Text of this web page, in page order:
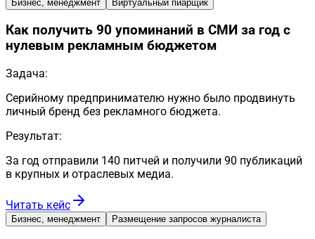
Бизнес, менеджмент Виртуальный пиарщик
Как получить 90 упоминаний в СМИ за год с
нулевым рекламным бюджетом
Задача:
Серийному предпринимателю нужно было продвинуть
личный бренд без рекламного бюджета.
Результат:
За год отправили 140 питчей и получили 90 публикаций
в крупных и отраслевых медиа.
Читать кейс
Бизнес, менеджмент Размещение запросов журналиста